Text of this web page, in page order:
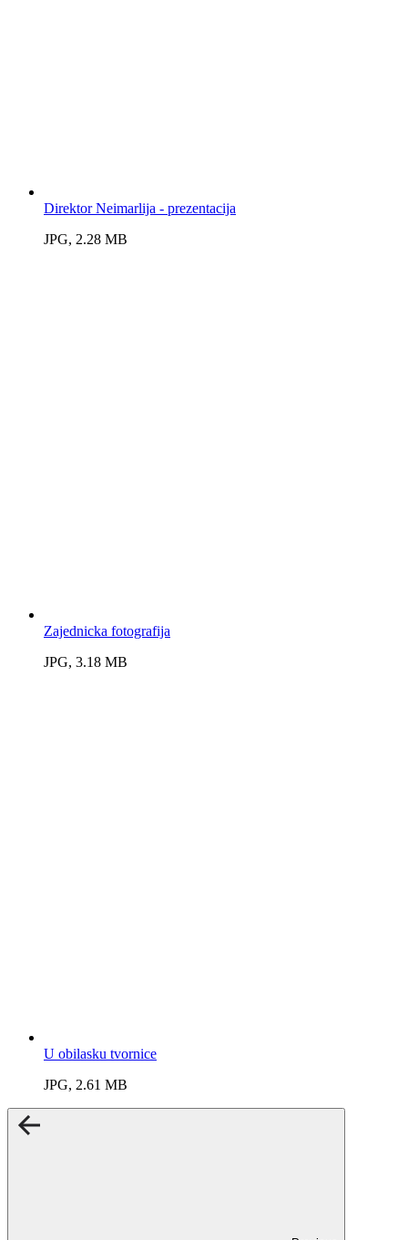
Direktor Neimarlija - prezentacija
JPG, 2.28 MB
Zajednicka fotografija
JPG, 3.18 MB
U obilasku tvornice
JPG, 2.61 MB